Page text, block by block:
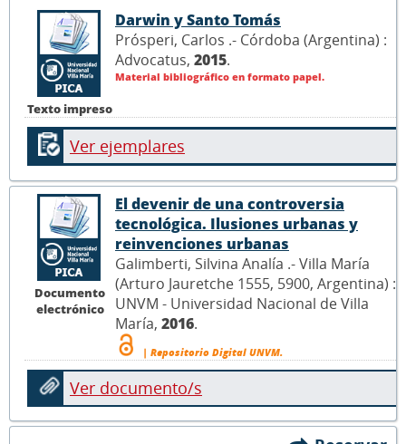
Texto impreso
Darwin y Santo Tomás
Prósperi, Carlos .- Córdoba (Argentina) :
Advocatus, 2015.
Material bibliográfico en formato papel.
Ver ejemplares
Documento
electrónico
El devenir de una controversia
tecnológica. Ilusiones urbanas y
reinvenciones urbanas
Galimberti, Silvina Analía .- Villa María
(Arturo Jauretche 1555, 5900, Argentina) :
UNVM - Universidad Nacional de Villa
María, 2016.
| Repositorio Digital UNVM.
Ver documento/s